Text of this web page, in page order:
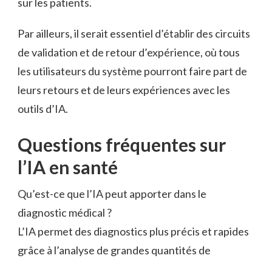
Par ailleurs, il serait essentiel d’établir des circuits
de validation et de retour d’expérience, où tous
les utilisateurs du système pourront faire part de
leurs retours et de leurs expériences avec les
outils d’IA.
Questions fréquentes sur
l’IA en santé
Qu’est-ce que l’IA peut apporter dans le
diagnostic médical ?
L’IA permet des diagnostics plus précis et rapides
grâce à l’analyse de grandes quantités de